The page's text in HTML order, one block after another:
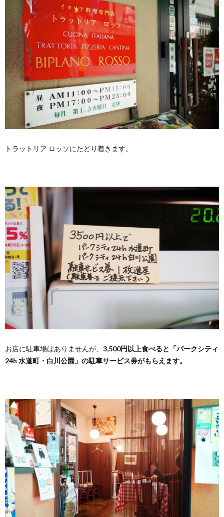
トラットリア ロッソにたどり着きます。
お店に駐車場はありませんが、 3,500円以上食べると「パークシティ
24h 水道町・白川公園」の駐車サービス券がもらえます。